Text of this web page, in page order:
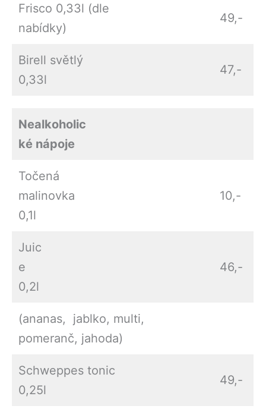
Frisco 0,33l (dle
nabídky)
49,-
Birell světlý
0,33l
47,-
Nealkoholic
ké nápoje
Točená
malinovka
0,1l
10,-
Juic
e
0,2l
46,-
(ananas, jablko, multi,
pomeranč, jahoda)
Schweppes tonic
0,25l
49,-